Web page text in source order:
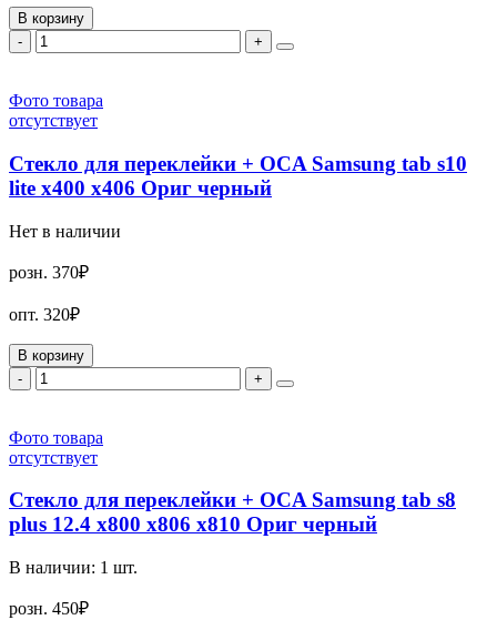
В корзину
-
+
Фото товара
отсутствует
Стекло для переклейки + OCA Samsung tab s10
lite x400 x406 Ориг черный
Нет в наличии
розн. 370₽
опт. 320₽
В корзину
-
+
Фото товара
отсутствует
Стекло для переклейки + OCA Samsung tab s8
plus 12.4 x800 x806 x810 Ориг черный
В наличии: 1 шт.
розн. 450₽